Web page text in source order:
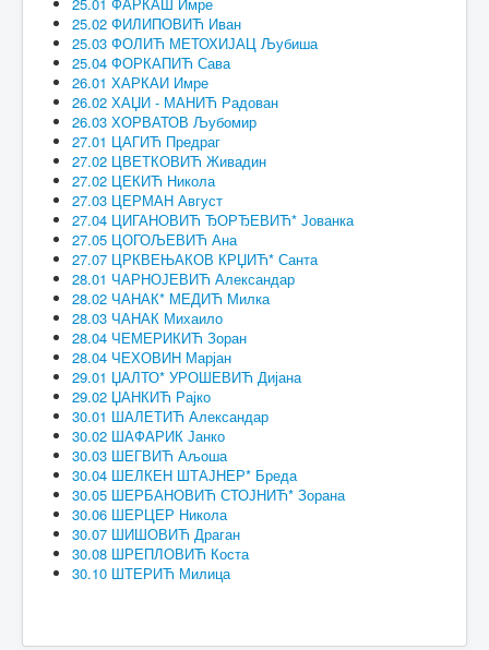
25.02 ФИЛИПОВИЋ Иван
25.03 ФОЛИЋ МЕТОХИЈАЦ Љубиша
25.04 ФОРКАПИЋ Сава
26.01 ХАРКАИ Имре
26.02 ХАЏИ - МАНИЋ Радован
26.03 ХОРВАТОВ Љубомир
27.01 ЦАГИЋ Предраг
27.02 ЦВЕТКОВИЋ Живадин
27.02 ЦЕКИЋ Никола
27.03 ЦЕРМАН Август
27.04 ЦИГАНОВИЋ ЂОРЂЕВИЋ* Јованка
27.05 ЦОГОЉЕВИЋ Ана
27.07 ЦРКВЕЊАКОВ КРЏИЋ* Санта
28.01 ЧАРНОЈЕВИЋ Александар
28.02 ЧАНАК* МЕДИЋ Милка
28.03 ЧАНАК Михаило
28.04 ЧЕМЕРИКИЋ Зоран
28.04 ЧЕХОВИН Марјан
29.01 ЏАЛТО* УРОШЕВИЋ Дијана
29.02 ЏАНКИЋ Рајко
30.01 ШАЛЕТИЋ Александар
30.02 ШАФАРИК Јанко
30.03 ШЕГВИЋ Аљоша
30.04 ШЕЛКЕН ШТАЈНЕР* Бреда
30.05 ШЕРБАНОВИЋ СТОЈНИЋ* Зорана
30.06 ШЕРЦЕР Никола
30.07 ШИШОВИЋ Драган
30.08 ШРЕПЛОВИЋ Коста
30.10 ШТЕРИЋ Милица